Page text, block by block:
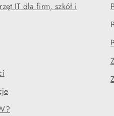
IT dla firm, szkół i